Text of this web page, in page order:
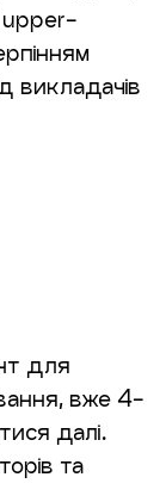
upper-
викладачів
для
вже 4-
далі.
та